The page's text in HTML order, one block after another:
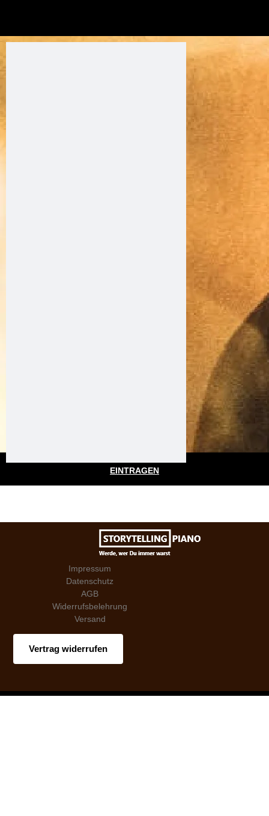
EINTRAGEN
Impressum
Datenschutz
AGB
Widerrufsbelehrung
Versand
Vertrag widerrufen